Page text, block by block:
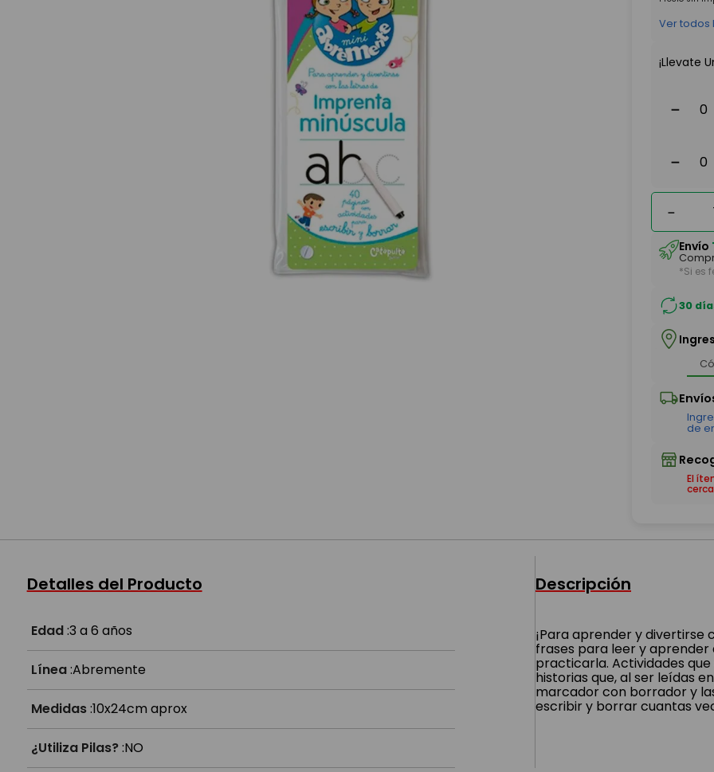
Ver todos
¡Llevate
－
－
－
Envío
*Si es
30
El
Detalles del Producto
Edad:3 a 6 años
Línea:Abremente
Medidas:10x24cm aprox
¿Utiliza Pilas?:NO
Descripción
¡Para aprender y
frases para leer y
practicarla. Actividades
historias que, al ser leídas
marcador con borrador y
escribir y borrar cuantas